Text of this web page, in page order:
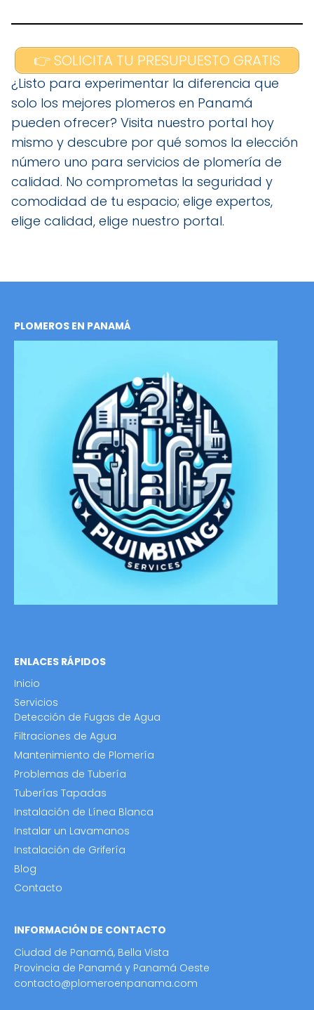
👉 SOLICITA TU PRESUPUESTO GRATIS
¿Listo para experimentar la diferencia que
solo los mejores plomeros en Panamá
pueden ofrecer? Visita nuestro portal hoy
mismo y descubre por qué somos la elección
número uno para servicios de plomería de
calidad. No comprometas la seguridad y
comodidad de tu espacio; elige expertos,
elige calidad, elige nuestro portal.
PLOMEROS EN PANAMÁ
ENLACES RÁPIDOS
Inicio
Servicios
Detección de Fugas de Agua
Filtraciones de Agua
Mantenimiento de Plomería
Problemas de Tubería
Tuberías Tapadas
Instalación de Línea Blanca
Instalar un Lavamanos
Instalación de Grifería
Blog
Contacto
INFORMACIÓN DE CONTACTO
Ciudad de Panamá, Bella Vista
Provincia de Panamá y Panamá Oeste
contacto@plomeroenpanama.com